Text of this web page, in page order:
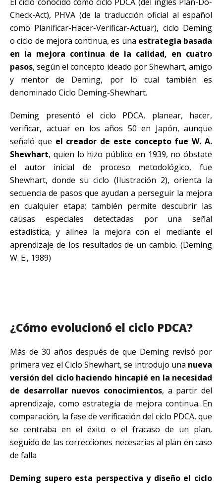
Check-Act), PHVA (de la traducción oficial al español
como Planificar-Hacer-Verificar-Actuar), ciclo Deming
o ciclo de mejora continua, es una estrategia basada
en la mejora continua de la calidad, en cuatro
pasos, según el concepto ideado por Shewhart, amigo
y mentor de Deming, por lo cual también es
denominado Ciclo Deming-Shewhart.
Deming presentó el ciclo PDCA, planear, hacer,
verificar, actuar en los años 50 en Japón, aunque
señaló que el creador de este concepto fue W. A.
Shewhart, quien lo hizo público en 1939, no óbstate
el autor inicial de proceso metodológico, fue
Shewhart, donde su ciclo (Ilustración 2), orienta la
secuencia de pasos que ayudan a perseguir la mejora
en cualquier etapa; también permite descubrir las
causas especiales detectadas por una señal
estadística, y alinea la mejora con el mediante el
aprendizaje de los resultados de un cambio. (Deming
W. E., 1989)
¿Cómo evolucionó el ciclo PDCA?
Más de 30 años después de que Deming revisó por
primera vez el Ciclo Shewhart, se introdujo una nueva
versión del ciclo haciendo hincapié en la necesidad
de desarrollar nuevos conocimientos, a partir del
aprendizaje, como estrategia de mejora continua. En
comparación, la fase de verificación del ciclo PDCA, que
se centraba en el éxito o el fracaso de un plan,
seguido de las correcciones necesarias al plan en caso
de falla
Deming supero esta perspectiva y diseño el ciclo